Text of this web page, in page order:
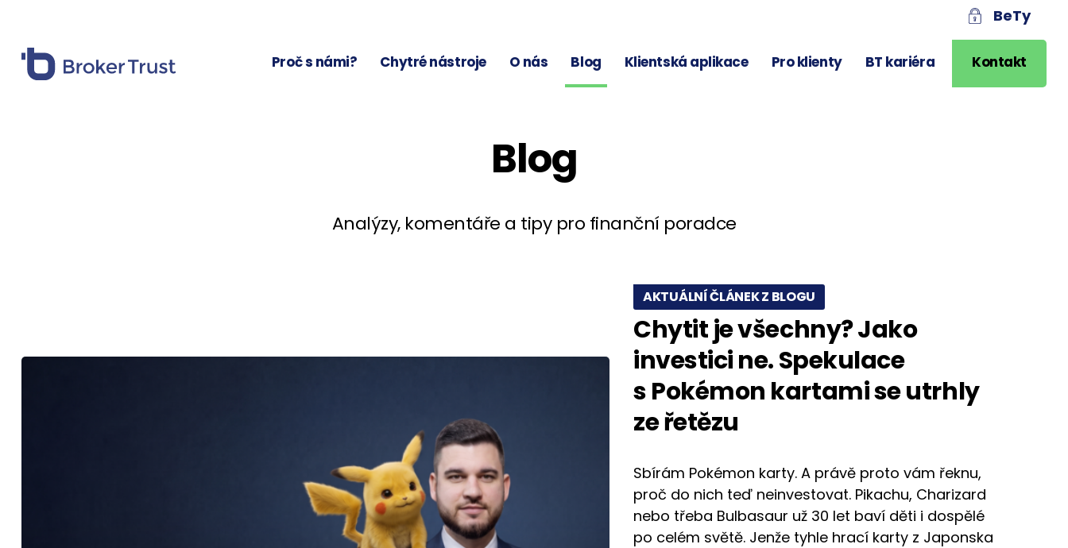
Proč s námi? Chytré nástroje O nás Blog Klientská aplikace Pro klienty BT kariéra Kontakt
BeTy
Blog
Analýzy, komentáře a tipy pro finanční poradce
AKTUÁLNÍ ČLÁNEK Z BLOGU
Chytit je všechny? Jako
investici ne. Spekulace
s Pokémon kartami se utrhly
ze řetězu
Sbírám Pokémon karty. A právě proto vám řeknu,
proč do nich teď neinvestovat. Pikachu, Charizard
nebo třeba Bulbasaur už 30 let baví děti i dospělé
po celém světě. Jenže tyhle hrací karty z Japonska